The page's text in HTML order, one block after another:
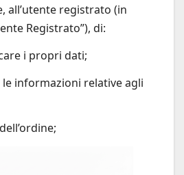
all’utente registrato (in
Registrato”), di:
i propri dati;
informazioni relative agli